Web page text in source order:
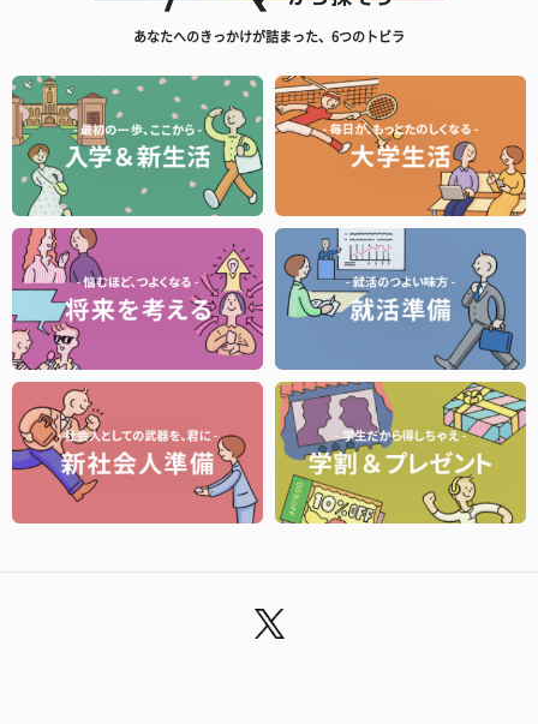
あなたへのきっかけが詰まった、6つのトビラ